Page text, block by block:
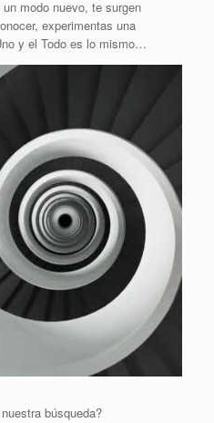
modo nuevo, te surgen
experimentas una
y el Todo es lo mismo…
búsqueda?